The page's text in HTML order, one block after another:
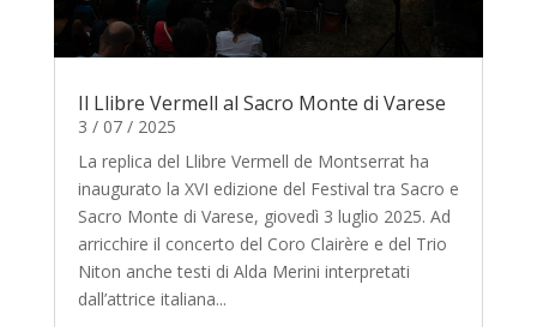
Il Llibre Vermell al Sacro Monte di Varese
3 / 07 / 2025
La replica del Llibre Vermell de Montserrat ha
inaugurato la XVI edizione del Festival tra Sacro e
Sacro Monte di Varese, giovedì 3 luglio 2025. Ad
arricchire il concerto del Coro Clairère e del Trio
Niton anche testi di Alda Merini interpretati
dall’attrice italiana...